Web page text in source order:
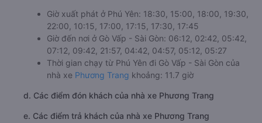
Giờ xuất phát ở Phú Yên: 18:30, 15:00, 18:00, 19:30,
22:00, 10:15, 17:00, 17:15, 17:30, 17:45
Giờ đến nơi ở Gò Vấp - Sài Gòn: 06:12, 02:42, 05:42,
07:12, 09:42, 21:57, 04:42, 04:57, 05:12, 05:27
Thời gian chạy từ Phú Yên đi Gò Vấp - Sài Gòn của
nhà xe Phương Trang khoảng: 11.7 giờ
d. Các điểm đón khách của nhà xe Phương Trang
e. Các điểm trả khách của nhà xe Phương Trang